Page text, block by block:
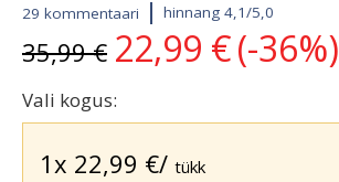
29 kommentaari hinnang 4,1/5,0
35,99€ Algne
hind
oli:
35,99 €.
22,99 € Current
price
22,99 €.
(-36%)
Vali kogus:
1x 22,99 €/ tükk